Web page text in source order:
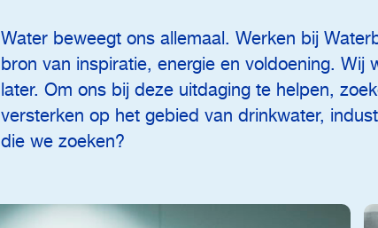
Water beweegt ons allemaal. Werken bij
bron van inspiratie, energie en voldoening.
later. Om ons bij deze uitdaging te helpen,
versterken op het gebied van drinkwater,
die we zoeken?